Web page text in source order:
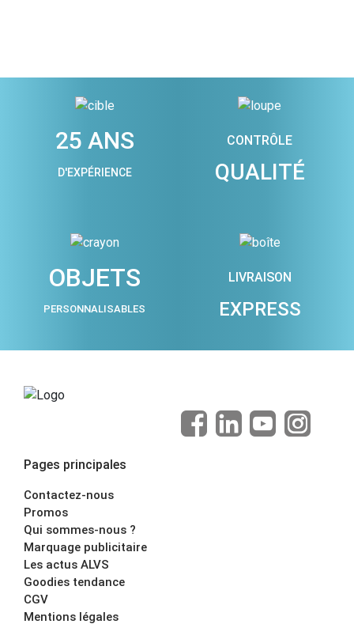
25 ANS
D'EXPÉRIENCE
CONTRÔLE
QUALITÉ
OBJETS
PERSONNALISABLES
LIVRAISON
EXPRESS
Pages principales
Contactez-nous
Promos
Qui sommes-nous ?
Marquage publicitaire
Les actus ALVS
Goodies tendance
CGV
Mentions légales